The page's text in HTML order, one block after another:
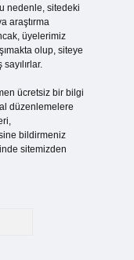
nedenle, sitedeki
araştırma
üyelerimiz
olup, siteye
ücretsiz bir bilgi
düzenlemelere
bildirmeniz
sitemizden